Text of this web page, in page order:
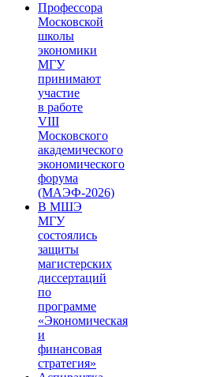
Профессора
Московской
школы
экономики
МГУ
принимают
участие
в работе
VIII
Московского
академического
экономического
форума
(МАЭФ-2026)
В МШЭ
МГУ
состоялись
защиты
магистерских
диссертаций
по
программе
«Экономическая
и
финансовая
стратегия»